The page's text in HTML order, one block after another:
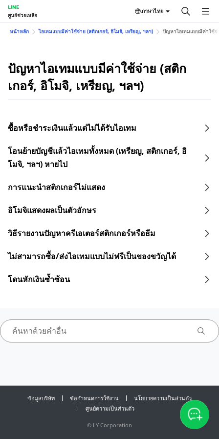
LINE
ศูนย์ช่วยเหลือ
ภาษาไทย
หน้าหลัก ไอเทมแบบมีค่าใช้จ่าย (สติกเกอร์, อิโมจิ, เหรียญ, ฯลฯ) ปัญหาไอเทมแบบมีค่าใช้จ่
ปัญหาไอเทมแบบมีค่าใช้จ่าย (สติก
เกอร์, อิโมจิ, เหรียญ, ฯลฯ)
ซื้อหรือชำระเงินแล้วแต่ไม่ได้รับไอเทม
โอนย้ายบัญชีแล้วไอเทมทั้งหมด (เหรียญ, สติกเกอร์, อิ
โมจิ, ฯลฯ) หายไป
การแนะนำสติกเกอร์ไม่แสดง
อิโมจิแสดงผลเป็นตัวอักษร
วิธีรายงานปัญหาครีเอเตอร์สติกเกอร์หรือธีม
ไม่สามารถซื้อ/ส่งไอเทมแบบไม่ฟรีเป็นของขวัญได้
โดนหักเงินซ้ำซ้อน
ข้อมูลบริษัท ข้อกำหนดการใช้งาน
นโยบายความเป็นส่วนตัว
ศูนย์ความเป็นส่วนตัว
© LY Corporation